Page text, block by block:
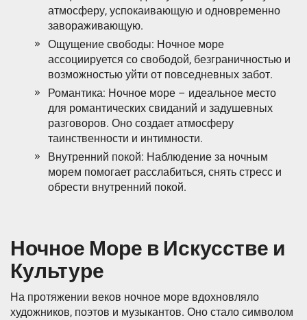
атмосферу, успокаивающую и одновременно
завораживающую.
Ощущение свободы: Ночное море
ассоциируется со свободой, безграничностью и
возможностью уйти от повседневных забот.
Романтика: Ночное море – идеальное место
для романтических свиданий и задушевных
разговоров. Оно создает атмосферу
таинственности и интимности.
Внутренний покой: Наблюдение за ночным
морем помогает расслабиться, снять стресс и
обрести внутренний покой.
Ночное Море в Искусстве и
Культуре
На протяжении веков ночное море вдохновляло
художников, поэтов и музыкантов. Оно стало символом